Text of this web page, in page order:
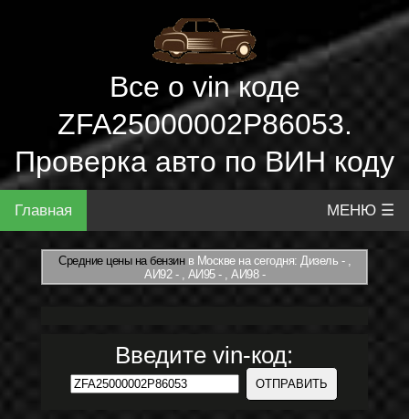
Все о vin коде
ZFA25000002P86053.
Проверка авто по ВИН коду
Главная МЕНЮ ☰
Средние цены на бензинв Москве на сегодня: Дизель - ,
АИ92 - , АИ95 - , АИ98 -
Введите vin-код: